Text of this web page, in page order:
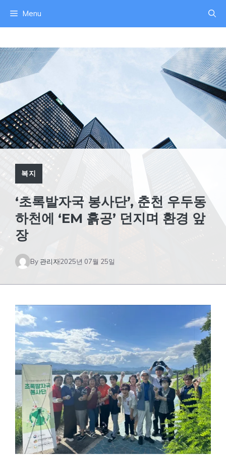
로
건
너
Menu
복지
‘초록발자국 봉사단’, 춘천 우두동
하천에 ‘EM 흙공’ 던지며 환경 앞
장
By 관리자2025년 07월 25일